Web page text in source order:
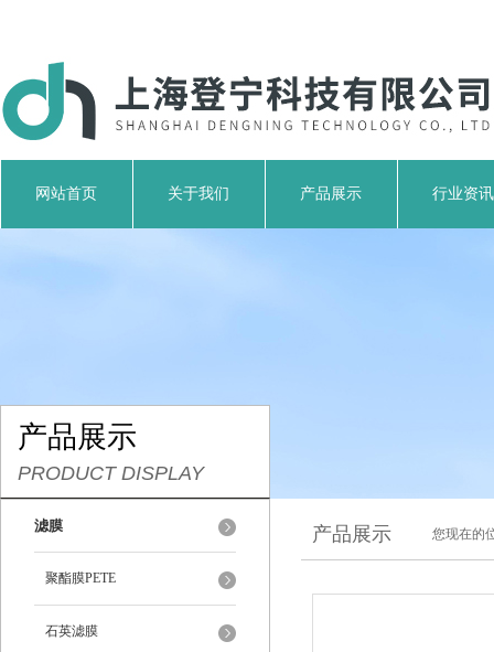
网站首页 关于我们 产品展示 行业资讯
产品展示
PRODUCT DISPLAY
滤膜
聚酯膜PETE
石英滤膜
产品展示 您现在的